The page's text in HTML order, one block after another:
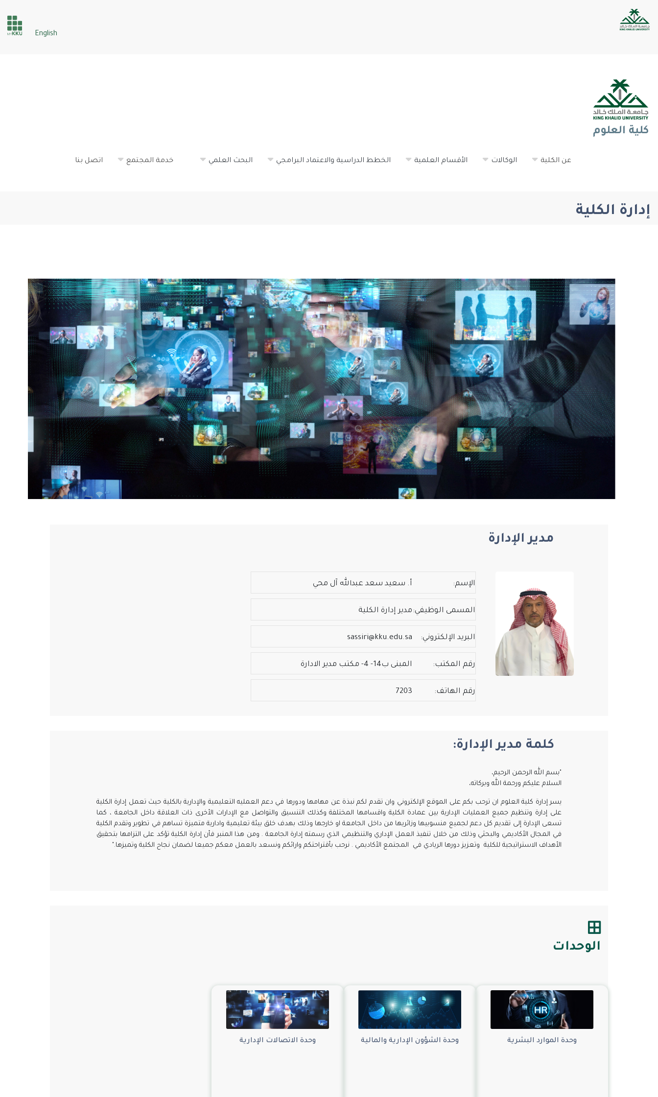
English
كلية العلوم
عن الكلية الوكالات الأقسام العلمية الخطط الدراسية والاعتماد البرامجي البحث العلمي خدمة المجتمع اتصل بنا
إدارة الكلية
مدير الإدارة
الإسم: أ. سعيد سعد عبدالله آل محي
المسمى الوظيفي: مدير إدارة الكلية
البريد الإلكتروني: sassiri@kku.edu.sa
رقم المكتب: المبنى ب14- 4- مكتب مدير الادارة
رقم الهاتف: 7203
كلمة مدير الإدارة:
"بسم الله الرحمن الرحيم،
السلام عليكم ورحمة الله وبركاته،
يسر إدارة كلية العلوم ان ترحب بكم على الموقع الإلكتروني وان تقدم لكم نبذة عن مهامها ودورها في دعم العمليه التعليمية والإدارية بالكلية حيث تعمل إدارة الكلية
على إدارة وتنظيم جميع العمليات الإدارية بين عمادة الكلية واقسامها المختلفة وكذلك التنسيق والتواصل مع الإدارات الأخرى ذات العلاقة داخل الجامعة ، كما
تسعى الإدارة إلى تقديم كل دعم لجميع منسوبيها وزائريها من داخل الجامعة او خارجها وذلك بهدف خلق بيئة تعليمية وادارية متميزة تساهم في تطوير وتقدم الكلية
في المجال الأكاديمي والبحثي وذلك من خلال تنفيذ العمل الإداري والتنظيمي الذي رسمته إدارة الجامعة . ومن هذا المنبر فأن إدارة الكلية تؤكد على التزامها بتحقيق
الأهداف الاستراتيجية للكلية وتعزيز دورها الريادي في المجتمع الأكاديمي . نرحب بأقتراحتكم وارائكم ونسعد بالعمل معكم جميعا لضمان نجاح الكلية وتميزها."
الوحدات
وحدة الموارد البشرية وحدة الشؤون الإدارية والمالية وحدة الاتصالات الإدارية